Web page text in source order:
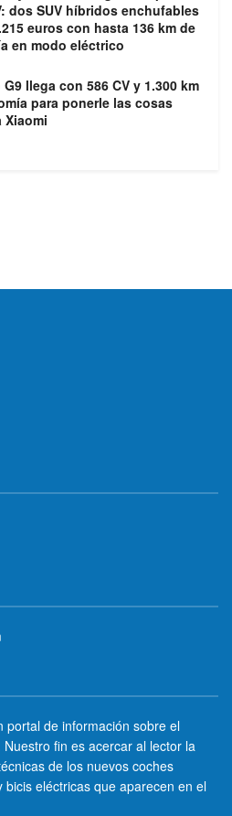
dos SUV híbridos enchufables
euros con hasta 136 km de
en modo eléctrico
llega con 586 CV y 1.300 km
para ponerle las cosas
portal de información sobre el
fin es acercar al lector la
de los nuevos coches
eléctricas que aparecen en el